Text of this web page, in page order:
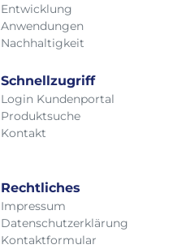
Entwicklung
Anwendungen
Nachhaltigkeit
Schnellzugriff
Login Kundenportal
Produktsuche
Kontakt
Rechtliches
Impressum
Datenschutzerklärung
Kontaktformular